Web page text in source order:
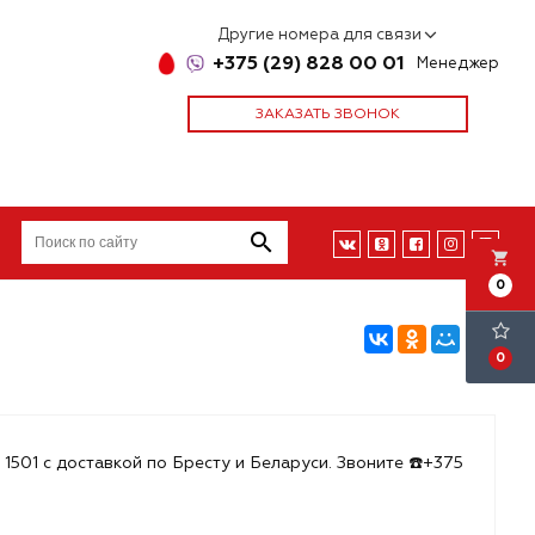
Другие номера для связи
+375 (29) 828 00 01 Менеджер
ЗАКАЗАТЬ ЗВОНОК
local_grocery_store
0
0
с доставкой по Бресту и Беларуси. Звоните ☎️+375